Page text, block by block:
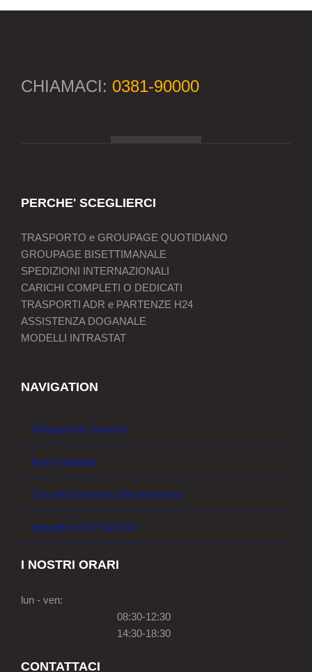
CHIAMACI: 0381-90000
PERCHE' SCEGLIERCI
TRASPORTO e GROUPAGE QUOTIDIANO
GROUPAGE BISETTIMANALE
SPEDIZIONI INTERNAZIONALI
CARICHI COMPLETI O DEDICATI
TRASPORTI ADR e PARTENZE H24
ASSISTENZA DOGANALE
MODELLI INTRASTAT
NAVIGATION
Integrazione europea
Paesi aderenti
Classificazione fiscale dei territori
Specifiche INTRASTAT
I NOSTRI ORARI
lun - ven:
08:30-12:30
14:30-18:30
CONTATTACI